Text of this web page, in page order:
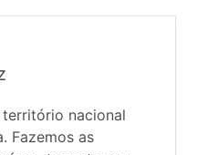
nacional
Fazemos as